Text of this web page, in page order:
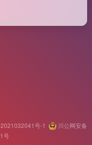
号-1
川公网安备
号